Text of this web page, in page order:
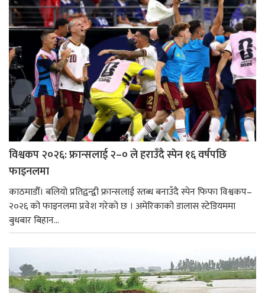
विश्वकप २०२६: फ्रान्सलाई २–० ले हराउँदै स्पेन १६ वर्षपछि
फाइनलमा
काठमाडौँ। बलियो प्रतिद्वन्द्वी फ्रान्सलाई स्तब्ध बनाउँदै स्पेन फिफा विश्वकप–
२०२६ को फाइनलमा प्रवेश गरेको छ । अमेरिकाको डालास स्टेडियममा
बुधबार बिहान...